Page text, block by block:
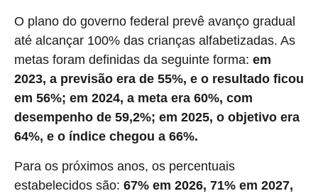
O plano do governo federal prevê avanço gradual
até alcançar 100% das crianças alfabetizadas. As
metas foram definidas da seguinte forma: em
2023, a previsão era de 55%, e o resultado ficou
em 56%; em 2024, a meta era 60%, com
desempenho de 59,2%; em 2025, o objetivo era
64%, e o índice chegou a 66%.
Para os próximos anos, os percentuais
estabelecidos são: 67% em 2026, 71% em 2027,